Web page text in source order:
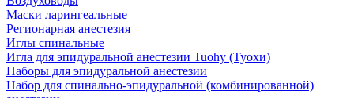
Маски ларингеальные
Регионарная анестезия
Иглы спинальные
Игла для эпидуральной анестезии Tuohy (Туохи)
Наборы для эпидуральной анестезии
Набор для спинально-эпидуральной (комбинированной)